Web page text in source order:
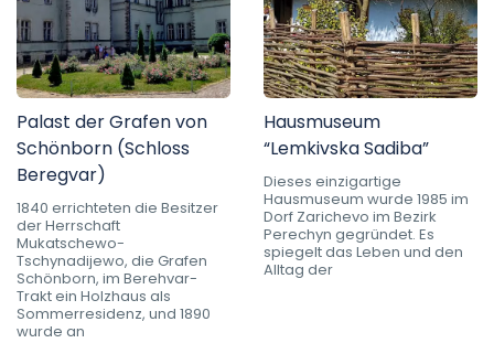
Palast der Grafen von
Schönborn (Schloss
Beregvar)
1840 errichteten die Besitzer
der Herrschaft
Mukatschewo-
Tschynadijewo, die Grafen
Schönborn, im Berehvar-
Trakt ein Holzhaus als
Sommerresidenz, und 1890
wurde an
Hausmuseum
“Lemkivska Sadiba”
Dieses einzigartige
Hausmuseum wurde 1985 im
Dorf Zarichevo im Bezirk
Perechyn gegründet. Es
spiegelt das Leben und den
Alltag der